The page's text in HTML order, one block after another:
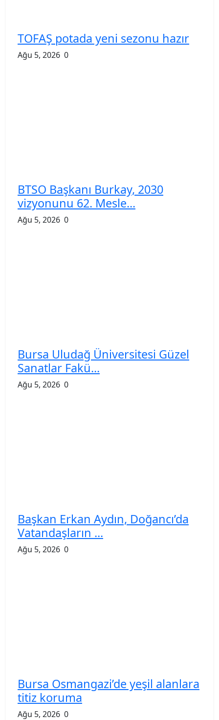
TOFAŞ potada yeni sezonu hazır
Ağu 5, 2026 0
BTSO Başkanı Burkay, 2030
vizyonunu 62. Mesle...
Ağu 5, 2026 0
Bursa Uludağ Üniversitesi Güzel
Sanatlar Fakü...
Ağu 5, 2026 0
Başkan Erkan Aydın, Doğancı’da
Vatandaşların ...
Ağu 5, 2026 0
Bursa Osmangazi’de yeşil alanlara
titiz koruma
Ağu 5, 2026 0